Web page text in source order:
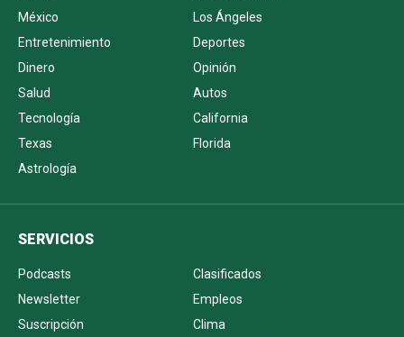
México
Los Ángeles
Entretenimiento
Deportes
Dinero
Opinión
Salud
Autos
Tecnología
California
Texas
Florida
Astrología
SERVICIOS
Podcasts
Clasificados
Newsletter
Empleos
Suscripción
Clima